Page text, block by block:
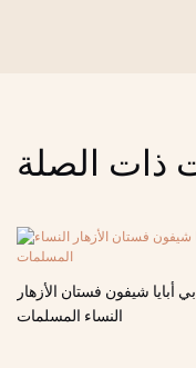
ذات الصلة
أبايا شيفون فستان الأزهار
النساء المسلمات